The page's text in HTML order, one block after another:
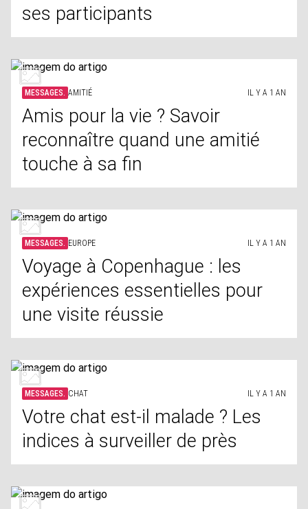
ses participants
MESSAGES. AMITIÉ IL Y A 1 AN
Amis pour la vie ? Savoir
reconnaître quand une amitié
touche à sa fin
MESSAGES. EUROPE IL Y A 1 AN
Voyage à Copenhague : les
expériences essentielles pour
une visite réussie
MESSAGES. CHAT IL Y A 1 AN
Votre chat est-il malade ? Les
indices à surveiller de près